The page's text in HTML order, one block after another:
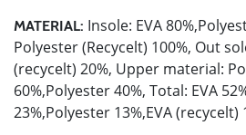
MATERIAL: Insole: EVA
Polyester (Recycelt) 100%, Out
(recycelt) 20%, Upper material:
60%,Polyester 40%, Total: EVA
23%,Polyester 13%,EVA (recycelt)